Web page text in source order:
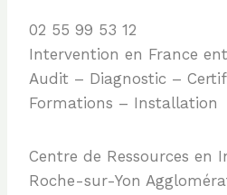
02 55 99 53 12
Intervention en France
Audit – Diagnostic –
Formations – Installation
Centre de Ressources en
Roche-sur-Yon